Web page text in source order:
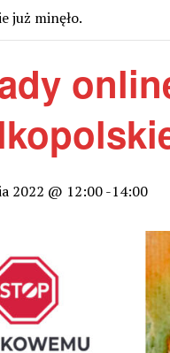
już minęło.
2022 @ 12:00-14:00